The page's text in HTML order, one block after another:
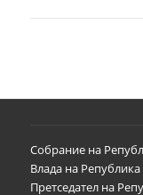
Собрание на
Влада на
Претседател на